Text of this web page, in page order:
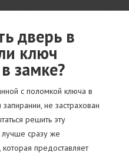
дверь в
ключ
замке?
с поломкой ключа в
не застрахован
решить эту
лучше сразу же
предоставляет